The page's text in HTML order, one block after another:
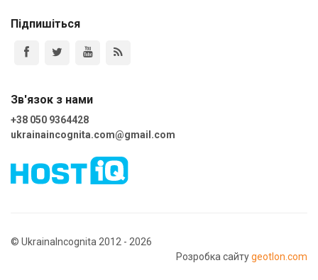
Підпишіться
Зв'язок з нами
+38 050 9364428
ukrainaincognita.com@gmail.com
© UkrainaIncognita 2012 - 2026
Розробка сайтуgeotlon.com